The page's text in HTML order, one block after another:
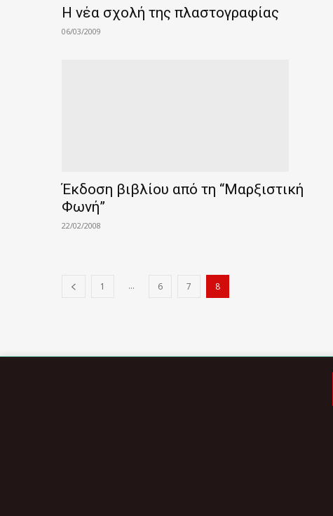
Η νέα σχολή της πλαστογραφίας
06/03/2009
Έκδοση βιβλίου από τη “Μαρξιστική
Φωνή”
22/02/2008
1 ... 6 7 8